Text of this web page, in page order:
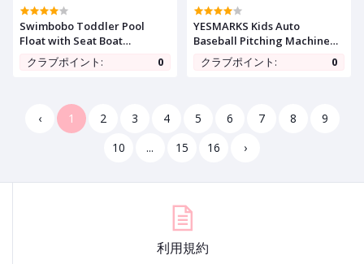
Swimbobo Toddler Pool
Float with Seat Boat
Inflatable Ride-on Airplane
Pirates Sharks Car for Kids
クラブポイント: 0
YESMARKS Kids Auto
Baseball Pitching Machine
Outdoor Toy Set - Training
Equipment & Batting
Baseball Bat and Sports Bag
クラブポイント: 0
‹ 1 2 3 4 5 6 7 8
9
10
... 15 16 ›
利用規約